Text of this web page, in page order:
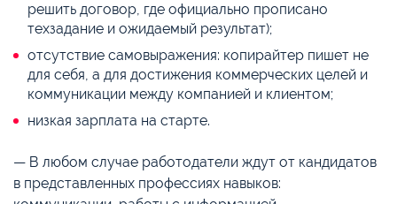
решить договор, где официально прописано
техзадание и ожидаемый результат);
отсутствие самовыражения: копирайтер пишет не
для себя, а для достижения коммерческих целей и
коммуникации между компанией и клиентом;
низкая зарплата на старте.
— В любом случае работодатели ждут от кандидатов
в представленных профессиях навыков: